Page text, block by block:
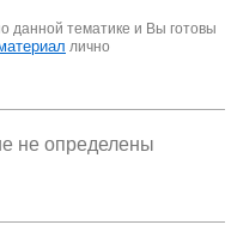
данной тематике и Вы готовы
лично
не определены